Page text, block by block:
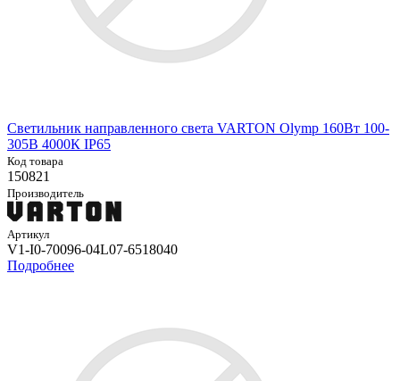
Светильник направленного света VARTON Olymp 160Вт 100-
305В 4000К IP65
Код товара
150821
Производитель
Артикул
V1-I0-70096-04L07-6518040
Подробнее